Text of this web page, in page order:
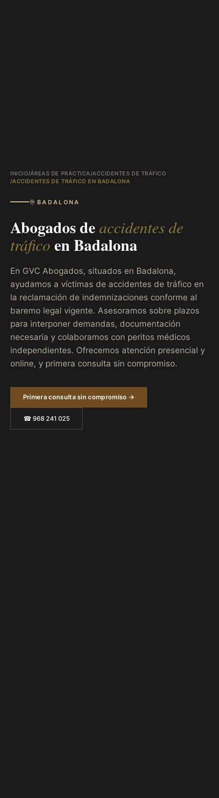
INICIO/ÁREAS DE PRÁCTICA/ACCIDENTES DE TRÁFICO
/ACCIDENTES DE TRÁFICO EN BADALONA
BADALONA
Abogados deaccidentes de
tráfico enBadalona
En GVC Abogados, situados en Badalona,
ayudamos a víctimas de accidentes de tráfico en
la reclamación de indemnizaciones conforme al
baremo legal vigente. Asesoramos sobre plazos
para interponer demandas, documentación
necesaria y colaboramos con peritos médicos
independientes. Ofrecemos atención presencial y
online, y primera consulta sin compromiso.
Primera consulta sin compromiso →
☎ 968 241 025